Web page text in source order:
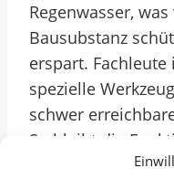
Regenwasser,
Bausubstanz
erspart.
spezielle
schwer
So bleibt die